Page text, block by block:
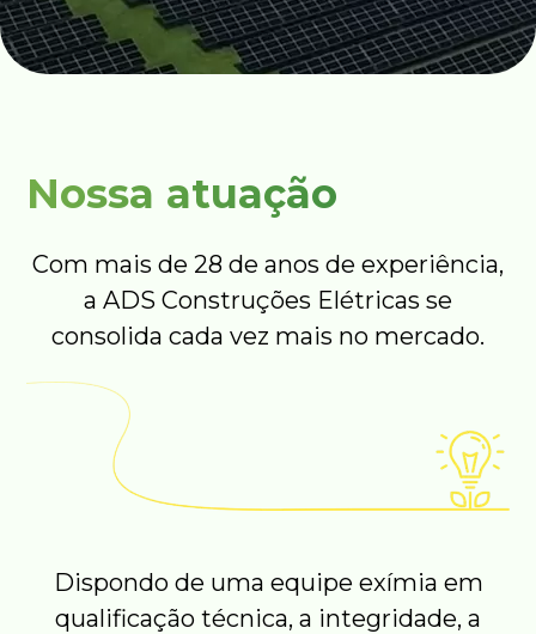
Nossa atuação
Com mais de 28 de anos de experiência,
a ADS Construções Elétricas se
consolida cada vez mais no mercado.
Dispondo de uma equipe exímia em
qualificação técnica, a integridade, a